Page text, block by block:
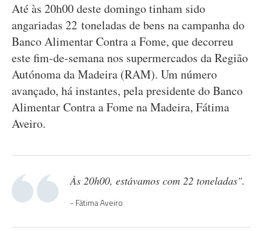
Até às 20h00 deste domingo tinham sido
angariadas 22 toneladas de bens na campanha do
Banco Alimentar Contra a Fome, que decorreu
este fim-de-semana nos supermercados da Região
Autónoma da Madeira (RAM). Um número
avançado, há instantes, pela presidente do Banco
Alimentar Contra a Fome na Madeira, Fátima
Aveiro.
Às 20h00, estávamos com 22 toneladas".
Fátima Aveiro